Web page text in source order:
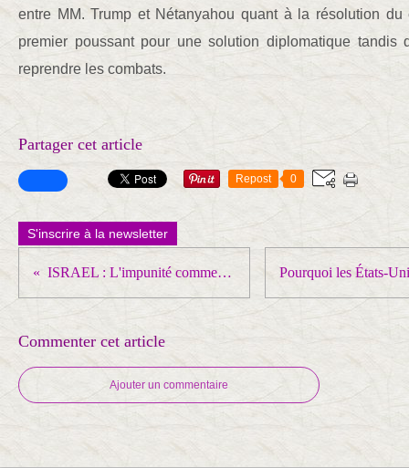
entre MM. Trump et Nétanyahou quant à la résolution du
premier poussant pour une solution diplomatique tandis
reprendre les combats.
Partager cet article
Repost 0
S'inscrire à la newsletter
ISRAEL : L'impunité comme terrain complice du génocide
Commenter cet article
Ajouter un commentaire